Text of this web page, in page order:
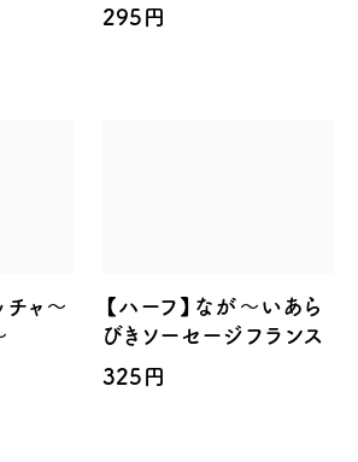
295円
チャ～
【ハーフ】なが～いあら
びきソーセージフランス
325円